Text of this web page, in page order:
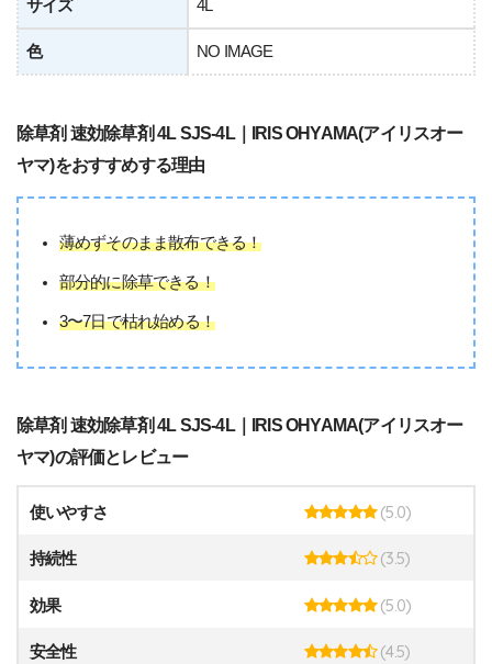
サイズ 4L
色 NO IMAGE
除草剤 速効除草剤 4L SJS-4L｜IRIS OHYAMA(アイリスオー
ヤマ)をおすすめする理由
薄めずそのまま散布できる！
部分的に除草できる！
3〜7日で枯れ始める！
除草剤 速効除草剤 4L SJS-4L｜IRIS OHYAMA(アイリスオー
ヤマ)の評価とレビュー
使いやすさ (5.0)
持続性 (3.5)
効果 (5.0)
安全性 (4.5)